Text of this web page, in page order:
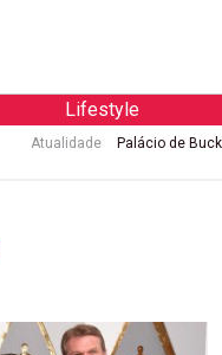
Lifestyle
Atualidade Palácio de